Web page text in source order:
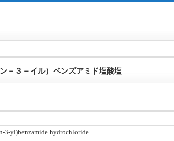
－３－イル）ベンズアミド塩酸塩
3-yl)benzamide hydrochloride